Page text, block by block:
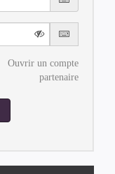
Ouvrir un compte
partenaire